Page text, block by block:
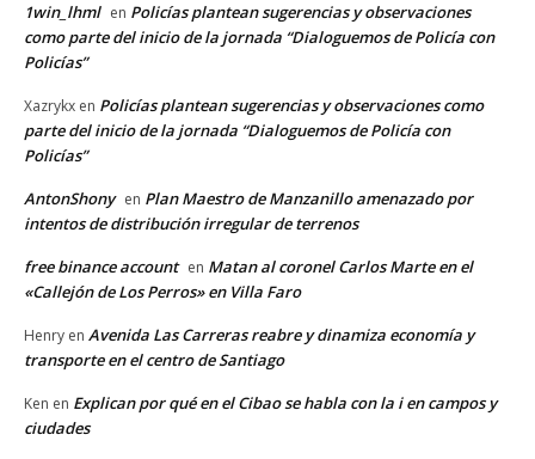
1win_lhml en Policías plantean sugerencias y observaciones
como parte del inicio de la jornada “Dialoguemos de Policía con
Policías”
Xazrykx en Policías plantean sugerencias y observaciones como
parte del inicio de la jornada “Dialoguemos de Policía con
Policías”
AntonShony en Plan Maestro de Manzanillo amenazado por
intentos de distribución irregular de terrenos
free binance account en Matan al coronel Carlos Marte en el
«Callejón de Los Perros» en Villa Faro
Henry en Avenida Las Carreras reabre y dinamiza economía y
transporte en el centro de Santiago
Ken en Explican por qué en el Cibao se habla con la i en campos y
ciudades